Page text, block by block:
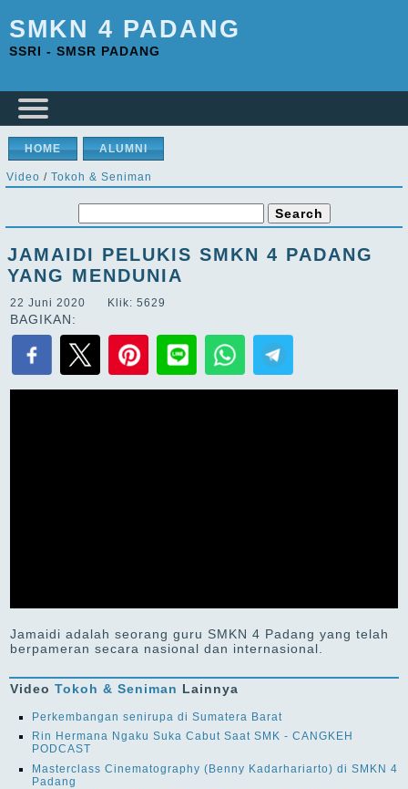
SMKN 4 PADANG
SSRI - SMSR PADANG
HOME ALUMNI
Video / Tokoh & Seniman
JAMAIDI PELUKIS SMKN 4 PADANG
YANG MENDUNIA
22 Juni 2020 Klik: 5629
BAGIKAN:
Jamaidi adalah seorang guru SMKN 4 Padang yang telah
berpameran secara nasional dan internasional.
Video Tokoh & Seniman Lainnya
Perkembangan senirupa di Sumatera Barat
Rin Hermana Ngaku Suka Cabut Saat SMK - CANGKEH
PODCAST
Masterclass Cinematography (Benny Kadarhariarto) di SMKN 4
Padang